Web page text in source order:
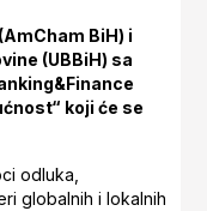
BiH) i
(UBBiH) sa
koji će se
odluka,
globalnih i lokalnih